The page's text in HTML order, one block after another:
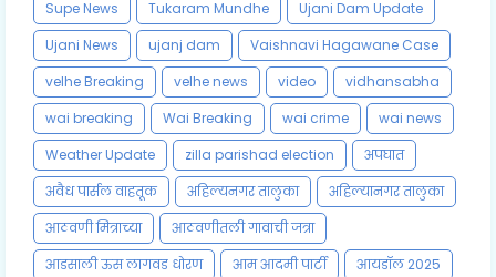
Supe News Tukaram Mundhe
Ujani Dam Update
Ujani News
ujanj dam
Vaishnavi Hagawane Case
velhe Breaking
velhe news video
vidhansabha
wai breaking
Wai Breaking wai crime
wai news
Weather Update
zilla parishad election
अपघात
अवैध पार्सल वाहतूक
अहिल्यनगर तालुका
अहिल्यानगर तालुका
आठवणी मित्राच्या
आठवणीतली गावाची जत्रा
आडसाली ऊस लागवड धोरण
आम आदमी पार्टी
आयडॉल 2025